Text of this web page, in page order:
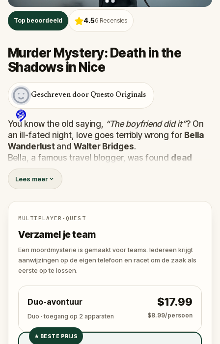
Top beoordeeld 4.56 Recensies
Murder Mystery: Death in the
Shadows in Nice
Geschreven door Questo Originals
You know the old saying, “The boyfriend did it”? On
an ill-fated night, love goes terribly wrong for Bella
Wanderlust and Walter Bridges.
Bella, a famous travel blogger, was found dead
during a ghost tour led by the theatrical
Shadows. Now, it’s up to you to uncover the truth.
Was it Walter, the obsessed boyfriend? Percy, the
ghost tour guide with a flair for the dramatic? Or is
someone else hiding in the shadows?
expose the real murderer before they strike
again. Make sure to have your pen and paper
ready to jot down all the crucial evidence.
Lees meer
MULTIPLAYER-QUEST
Verzamel je team
Een moordmysterie is gemaakt voor teams. Iedereen krijgt
aanwijzingen op de eigen telefoon en racet om de zaak als
eerste op te lossen.
Duo-avontuur
Duo · toegang op 2 apparaten
$17.99
$8.99/persoon
✓ ★ BESTE PRIJS